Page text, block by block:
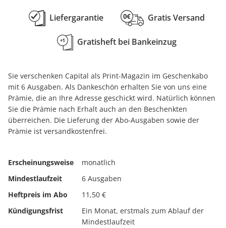
Liefergarantie Gratis Versand
Gratisheft bei Bankeinzug
Sie verschenken Capital als Print-Magazin im Geschenkabo
mit 6 Ausgaben. Als Dankeschön erhalten Sie von uns eine
Prämie, die an Ihre Adresse geschickt wird. Natürlich können
Sie die Prämie nach Erhalt auch an den Beschenkten
überreichen. Die Lieferung der Abo-Ausgaben sowie der
Prämie ist versandkostenfrei.
Erscheinungsweise
monatlich
Mindestlaufzeit
6 Ausgaben
Heftpreis im Abo
11,50 €
Kündigungsfrist
Ein Monat, erstmals zum Ablauf der
Mindestlaufzeit